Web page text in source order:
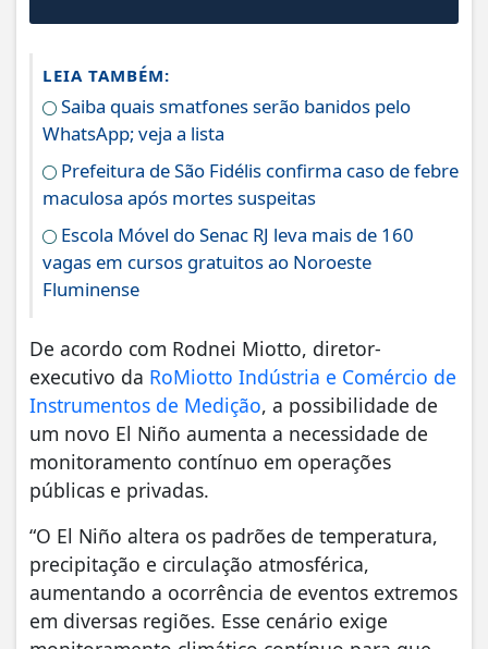
LEIA TAMBÉM:
Saiba quais smatfones serão banidos pelo
WhatsApp; veja a lista
Prefeitura de São Fidélis confirma caso de febre
maculosa após mortes suspeitas
Escola Móvel do Senac RJ leva mais de 160
vagas em cursos gratuitos ao Noroeste
Fluminense
De acordo com Rodnei Miotto, diretor-
executivo da RoMiotto Indústria e Comércio de
Instrumentos de Medição, a possibilidade de
um novo El Niño aumenta a necessidade de
monitoramento contínuo em operações
públicas e privadas.
“O El Niño altera os padrões de temperatura,
precipitação e circulação atmosférica,
aumentando a ocorrência de eventos extremos
em diversas regiões. Esse cenário exige